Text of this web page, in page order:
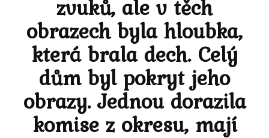
zvuků, ale v těch
obrazech byla hloubka,
která brala dech. Celý
dům byl pokryt jeho
obrazy. Jednou dorazila
komise z okresu, mají